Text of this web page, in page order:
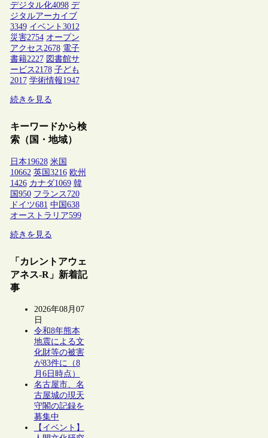
デジタル化4098 デ
ジタルアーカイブ
3349 イベント 3012
災害2754 オープン
アクセス2678 電子
書籍2227 図書館サ
ービス2178 子ども
2017 学術情報1947
続きを見る
キーワードから検
索（国・地域）
日本19628 米国
10662 英国3216 欧州
1426 カナダ1069 韓
国950 フランス 720
ドイツ681 中国638
オーストラリア599
続きを見る
「カレントアウェ
アネス-R」新着記
事
2026年08月07
日
令和8年熊本
地震による文
化財等の被害
が83件に（8
月6日時点）
名古屋市、名
古屋城の現天
守閣の記録を
募集中
【イベント】